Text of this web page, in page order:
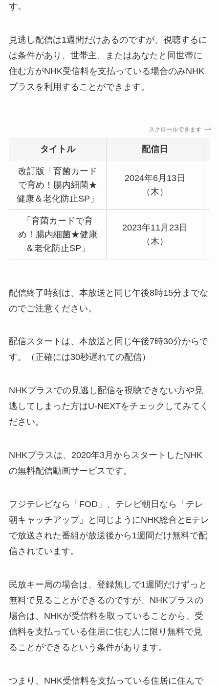
す。
見逃し配信は1週間だけあるのですが、視聴するに
は条件があり、世帯主、またはあなたと同世帯に
住む方がNHK受信料を支払っている場合のみNHK
プラスを利用することができます。
スクロールできます
タイトル 配信日
改訂版「育菌カード
で育め！腸内細菌★
健康＆老化防止SP」
2024年6月13日
（木）
「育菌カードで育
め！腸内細菌★健康
＆老化防止SP」
2023年11月23日
（木）
配信終了時刻は、本放送と同じ午後8時15分までな
のでご注意ください。
配信スタートは、本放送と同じ午後7時30分からで
す。（正確には30秒遅れての配信）
NHKプラスでの見逃し配信を視聴できない方や見
逃してしまった方はU-NEXTをチェックしてみてく
ださい。
NHKプラスは、2020年3月からスタートしたNHK
の無料配信動画サービスです。
フジテレビなら「FOD」、テレビ朝日なら「テレ
朝キャッチアップ」と同じようにNHK総合とEテレ
で放送された番組が放送後から1週間だけ無料で配
信されています。
民放キー局の場合は、登録無しで1週間だけずっと
無料で見ることができるのですが、NHKプラスの
場合は、NHKが受信料を取っていることから、受
信料を支払っている住居に住む人に限り無料で見
ることができるという条件があります。
つまり、NHK受信料を支払っている住居に住んで